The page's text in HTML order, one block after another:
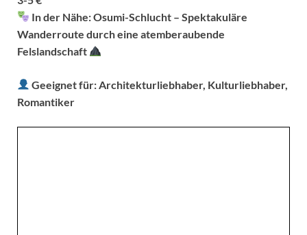
In der Nähe:Osumi-Schlucht – Spektakuläre
Wanderroute durch eine atemberaubende
Felslandschaft
Geeignet für: Architekturliebhaber, Kulturliebhaber,
Romantiker